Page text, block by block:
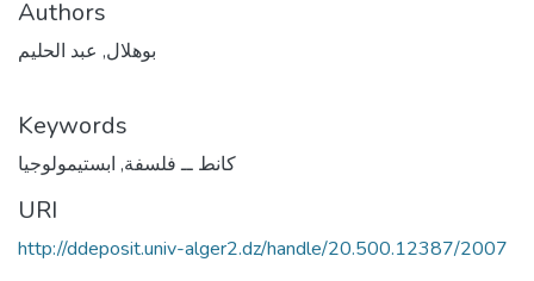
Authors
بوهلال, عبد الحليم
Keywords
كانط ــ فلسفة, ابستيمولوجيا
URI
http://ddeposit.univ-alger2.dz/handle/20.500.12387/2007